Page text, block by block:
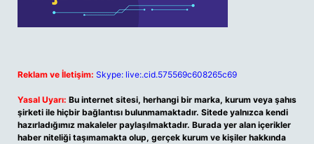
Reklam ve İletişim: Skype: live:.cid.575569c608265c69
Yasal Uyarı: Bu internet sitesi, herhangi bir marka, kurum veya şahıs
şirketi ile hiçbir bağlantısı bulunmamaktadır. Sitede yalnızca kendi
hazırladığımız makaleler paylaşılmaktadır. Burada yer alan içerikler
haber niteliği taşımamakta olup, gerçek kurum ve kişiler hakkında